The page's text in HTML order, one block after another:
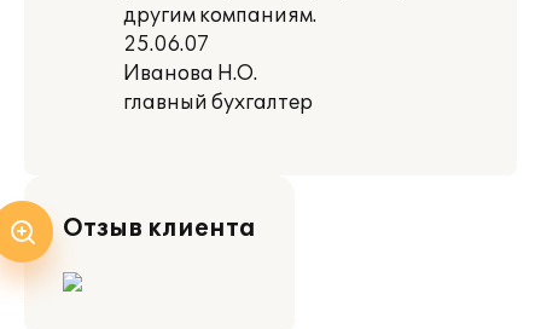
другим компаниям.
25.06.07
Иванова Н.О.
главный бухгалтер
Отзыв клиента